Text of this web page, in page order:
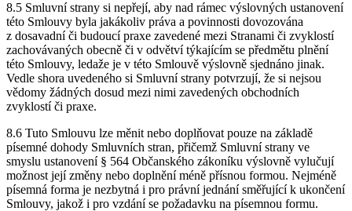
8.5 Smluvní strany si nepřejí, aby nad rámec výslovných ustanovení
této Smlouvy byla jakákoliv práva a povinnosti dovozována
z dosavadní či budoucí praxe zavedené mezi Stranami či zvyklostí
zachovávaných obecně či v odvětví týkajícím se předmětu plnění
této Smlouvy, ledaže je v této Smlouvě výslovně sjednáno jinak.
Vedle shora uvedeného si Smluvní strany potvrzují, že si nejsou
vědomy žádných dosud mezi nimi zavedených obchodních
zvyklostí či praxe.
8.6 Tuto Smlouvu lze měnit nebo doplňovat pouze na základě
písemné dohody Smluvních stran, přičemž Smluvní strany ve
smyslu ustanovení § 564 Občanského zákoníku výslovně vylučují
možnost její změny nebo doplnění méně přísnou formou. Nejméně
písemná forma je nezbytná i pro právní jednání směřující k ukončení
Smlouvy, jakož i pro vzdání se požadavku na písemnou formu.